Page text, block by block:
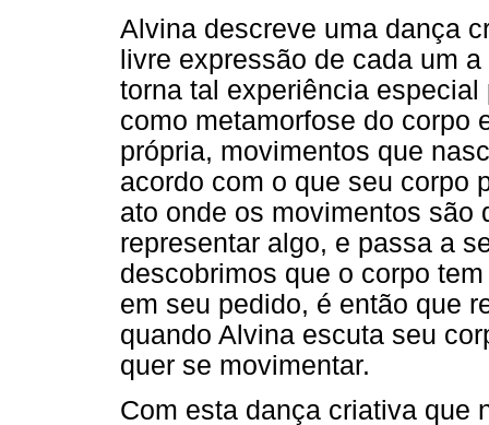
Alvina descreve uma dança
livre expressão de cada um
torna tal experiência
como metamorfose do corpo
própria, movimentos que
acordo com o que seu corpo
ato onde os movimentos são
representar algo, e passa a
descobrimos que o corpo
em seu pedido, é então que
quando Alvina escuta seu
quer se movimentar.
Com esta dança criativa que